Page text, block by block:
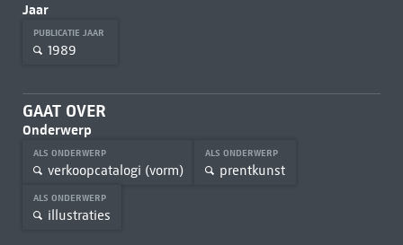
Jaar
PUBLICATIE JAAR
1989
GAAT OVER
Onderwerp
ALS ONDERWERP
verkoopcatalogi (vorm)
ALS ONDERWERP
prentkunst
ALS ONDERWERP
illustraties